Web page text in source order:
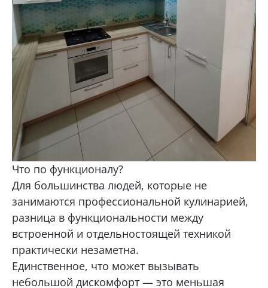
Что по функционалу?
Для большинства людей, которые не
занимаются профессиональной кулинарией,
разница в функциональности между
встроенной и отдельностоящей техникой
практически незаметна.
Единственное, что может вызывать
небольшой дискомфорт — это меньшая